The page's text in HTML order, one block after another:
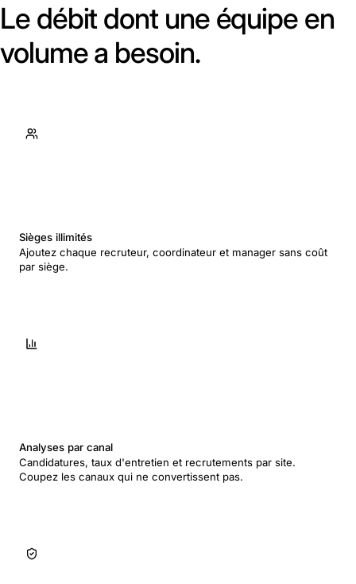
Le débit dont une équipe en
volume a besoin.
Sièges illimités
Ajoutez chaque recruteur, coordinateur et manager sans coût
par siège.
Analyses par canal
Candidatures, taux d'entretien et recrutements par site.
Coupez les canaux qui ne convertissent pas.